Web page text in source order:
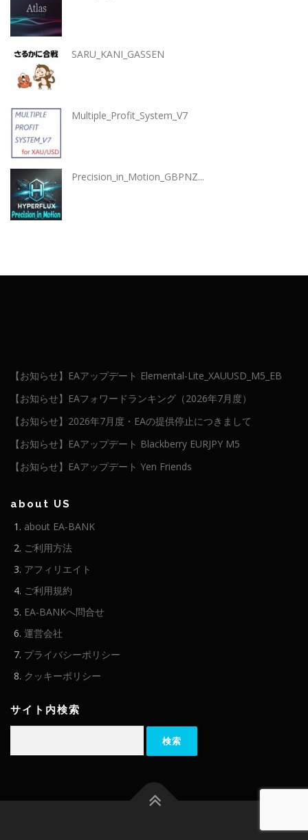
SARU_KANI_GASSEN
Multiple_Profit_System_V7
Precision_in_Motion_GBPNZ...
【お知らせ】EAアップデート Elemental-Lite_XAUUSD_M5_EB
【お知らせ】EAフォワードランキング（2026年7月度）
【お知らせ】2026年7月度・EAの提供停止につきまして
【お知らせ】EAアップデート Blackberry EURJPY M5
【お知らせ】EAアップデート Yen Friends
about US
about EA-BANK
ご利用方法
アフィリエイト
ご利用規約
EA-BANKへ問合せ
運営会社
プライバシーポリシー
クッキーポリシー
サイト内検索